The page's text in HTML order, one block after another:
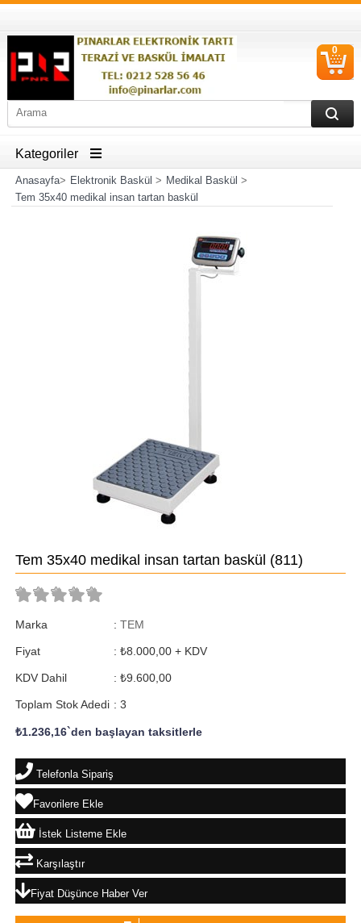
0
Kategoriler
Anasayfa> Elektronik Baskül > Medikal Baskül >
Tem 35x40 medikal insan tartan baskül
Tem 35x40 medikal insan tartan baskül (811)
Marka : TEM
Fiyat : ₺8.000,00+ KDV
KDV Dahil : ₺9.600,00
Toplam Stok Adedi : 3
₺1.236,16`den başlayan taksitlerle
Telefonla Sipariş
Favorilere Ekle
İstek Listeme Ekle
Karşılaştır
Fiyat Düşünce Haber Ver